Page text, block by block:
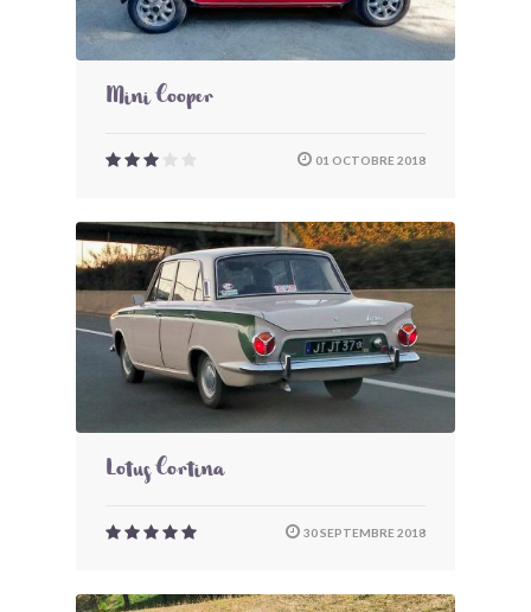
Mini Cooper
01 OCTOBRE 2018
Lotus Cortina
30 SEPTEMBRE 2018